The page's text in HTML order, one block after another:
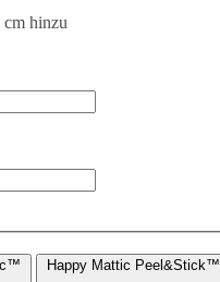
cm hinzu
Happy Mattic Peel&Stick™